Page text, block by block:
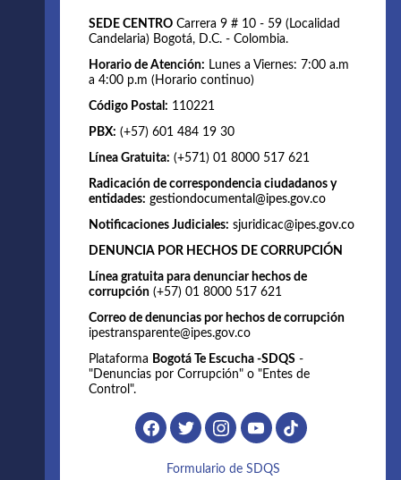
SEDE CENTRO Carrera 9 # 10 - 59 (Localidad
Candelaria) Bogotá, D.C. - Colombia.
Horario de Atención: Lunes a Viernes: 7:00 a.m
a 4:00 p.m (Horario continuo)
Código Postal: 110221
PBX: (+57) 601 484 19 30
Línea Gratuita: (+571) 01 8000 517 621
Radicación de correspondencia ciudadanos y
entidades: gestiondocumental@ipes.gov.co
Notificaciones Judiciales: sjuridicac@ipes.gov.co
DENUNCIA POR HECHOS DE CORRUPCIÓN
Línea gratuita para denunciar hechos de
corrupción (+57) 01 8000 517 621
Correo de denuncias por hechos de corrupción
ipestransparente@ipes.gov.co
Plataforma Bogotá Te Escucha -SDQS -
"Denuncias por Corrupción" o "Entes de
Control".
Formulario de SDQS